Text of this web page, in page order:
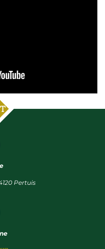
Pertuis